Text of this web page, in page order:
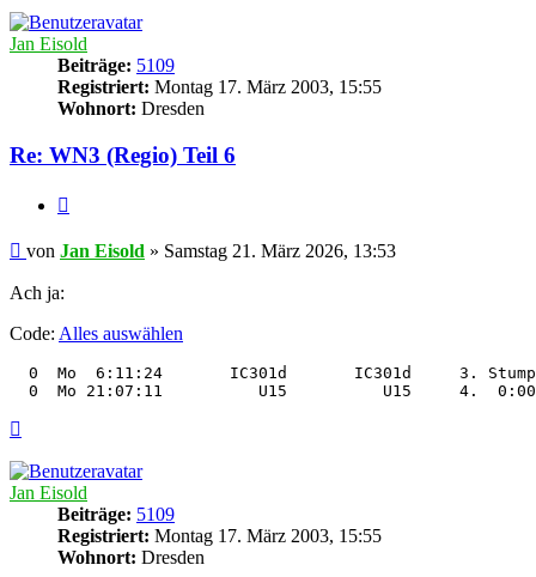
Jan Eisold
Beiträge: 5109
Registriert: Montag 17. März 2003, 15:55
Wohnort: Dresden
Re: WN3 (Regio) Teil 6
Beitrag
von Jan Eisold » Samstag 21. März 2026, 13:53
Ach ja:
Code: Alles auswählen
0  Mo  6:11:24       IC301d       IC301d     3.
Jan Eisold
Beiträge: 5109
Registriert: Montag 17. März 2003, 15:55
Wohnort: Dresden